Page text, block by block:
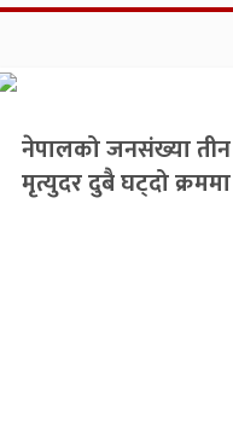
नेपालको जनसंख्या तीन
मृत्युदर दुबै घट्दो क्रममा